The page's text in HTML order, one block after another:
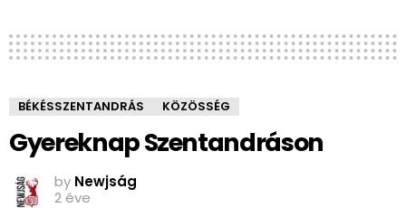
BÉKÉSSZENTANDRÁS KÖZÖSSÉG
Gyereknap Szentandráson
by Newjság
2 éve